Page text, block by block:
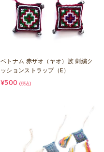
ベトナム 赤ザオ（ヤオ）族 刺繍ク
ッションストラップ（E）
¥500 (税込)